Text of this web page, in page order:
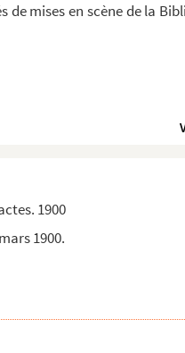
mises en scène de la
1900
1900.